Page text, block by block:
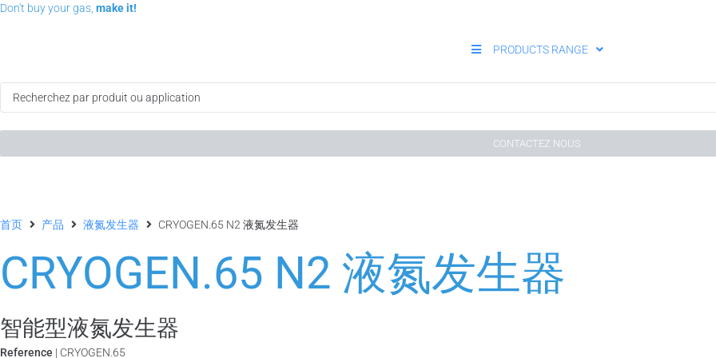
Don't buy your gas, make it!
PRODUCTS RANGE
CONTACTEZ NOUS
首页 产品 液氮发生器 CRYOGEN.65 N2 液氮发生器
CRYOGEN.65 N2 液氮发生器
智能型液氮发生器
Reference | CRYOGEN.65